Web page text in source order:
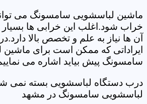
ماشین لباسشویی سامسونگ می
خراب شود.اغلب این خرابی ها
آن ها نیاز به علم و تخصص بالا
ایراداتی که ممکن است برای
سامسونگ پیش بیاید اشاره می
درب دستگاه لباسشویی بسته نمی
لباسشویی سامسونگ در مشهد